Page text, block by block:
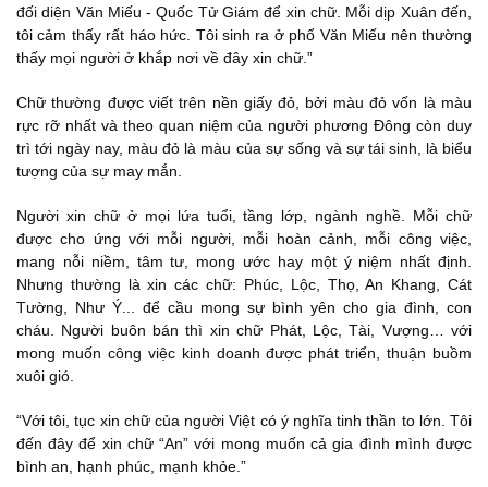
đối diện Văn Miếu - Quốc Tử Giám để xin chữ. Mỗi dịp Xuân đến,
tôi cảm thấy rất háo hức. Tôi sinh ra ở phố Văn Miếu nên thường
thấy mọi người ở khắp nơi về đây xin chữ.”
Chữ thường được viết trên nền giấy đỏ, bởi màu đỏ vốn là màu
rực rỡ nhất và theo quan niệm của người phương Đông còn duy
trì tới ngày nay, màu đỏ là màu của sự sống và sự tái sinh, là biểu
tượng của sự may mắn.
Người xin chữ ở mọi lứa tuổi, tầng lớp, ngành nghề. Mỗi chữ
được cho ứng với mỗi người, mỗi hoàn cảnh, mỗi công việc,
mang nỗi niềm, tâm tư, mong ước hay một ý niệm nhất định.
Nhưng thường là xin các chữ: Phúc, Lộc, Thọ, An Khang, Cát
Tường, Như Ý... để cầu mong sự bình yên cho gia đình, con
cháu. Người buôn bán thì xin chữ Phát, Lộc, Tài, Vượng… với
mong muốn công việc kinh doanh được phát triển, thuận buồm
xuôi gió.
“Với tôi, tục xin chữ của người Việt có ý nghĩa tinh thần to lớn. Tôi
đến đây để xin chữ “An” với mong muốn cả gia đình mình được
bình an, hạnh phúc, mạnh khỏe.”